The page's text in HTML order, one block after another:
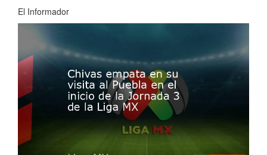
El Informador